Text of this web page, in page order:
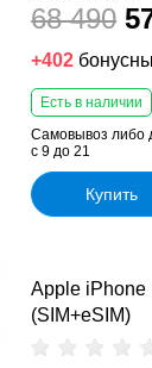
68 490
+402
Есть в наличии
Самовывоз либо
с 9 до 21
Купить
Apple
(SIM+eSIM)